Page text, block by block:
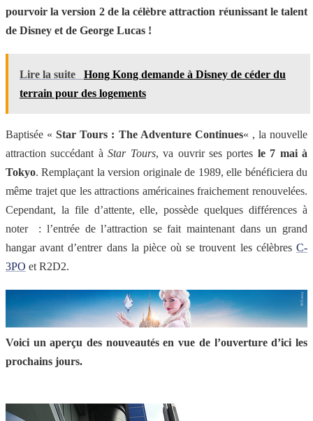
pourvoir la version 2 de la célèbre attraction réunissant le talent
de Disney et de George Lucas !
Lire la suite
Hong Kong demande à Disney de céder du
terrain pour des logements
Baptisée «Star Tours : The Adventure Continues« , la nouvelle
attraction succédant àStar Tours, va ouvrir ses portes le 7 mai à
Tokyo. Remplaçant la version originale de 1989, elle bénéficiera du
même trajet que les attractions américaines fraichement renouvelées.
Cependant, la file d’attente, elle, possède quelques différences à
noter : l’entrée de l’attraction se fait maintenant dans un grand
hangar avant d’entrer dans la pièce où se trouvent les célèbres C-
3PO et R2D2.
Voici un aperçu des nouveautés en vue de l’ouverture d’ici les
prochains jours.